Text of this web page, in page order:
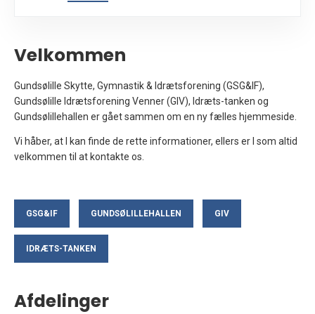
Velkommen
Gundsølille Skytte, Gymnastik & Idrætsforening (GSG&IF),
Gundsølille Idrætsforening Venner (GIV), Idræts-tanken og
Gundsølillehallen er gået sammen om en nyfælles hjemmeside.
Vi håber, at I kan finde de rette informationer, ellers er I som altid
velkommen til at kontakte os.
GSG&IF GUNDSØLILLEHALLEN GIV
IDRÆTS-TANKEN
Afdelinger